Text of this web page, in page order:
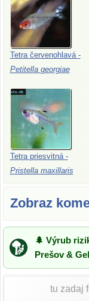
Tetra červenohlavá -
Petitella georgiae
Tetra priesvitná -
Pristella maxillaris
Zobraz
🌲 Výrub
Prešov &